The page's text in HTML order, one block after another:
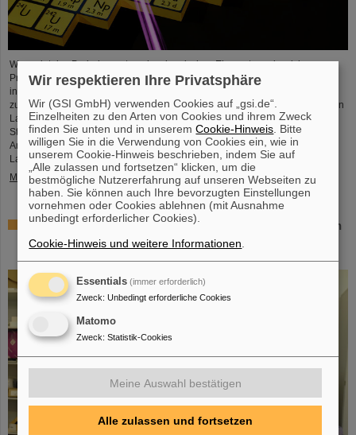
Wo endet das Periodensystem der chemischen Elemente und welche
Prozesse erlauben die Existenz der schwersten Elemente? Einem
internationalen Forschungsteam ist es gelungen, einer Beantwortung näher
zu kommen und mit Messungen an der GSI/FAIR-Beschleunigeranlage und in
Laboren der Johannes Gutenberg-Universität Mainz einen Einblick in die
Struktur von Fermium-Atomkernen (Element 100) mit unterschiedlichen
Anzahlen an Neutronen zu gewinnen. Mit modernen
Laserspektroskopietechniken bestimmten sie…
Mehr »
Das schwerste bisher chemisch untersuchte Element – In
Experimenten bei GSI/FAIR gelingt Bestimmung der
Wir respektieren Ihre Privatsphäre
Wir (GSI GmbH) verwenden Cookies auf „gsi.de“.
Einzelheiten zu den Arten von Cookies und ihrem Zweck
finden Sie unten und in unseremCookie-Hinweis . Bitte
willigen Sie in die Verwendung von Cookies ein, wie in
unserem Cookie-Hinweis beschrieben, indem Sie auf
„Alle zulassen und fortsetzen“ klicken, um die
bestmögliche Nutzererfahrung auf unseren Webseiten zu
haben. Sie können auch Ihre bevorzugten Einstellungen
vornehmen oder Cookies ablehnen (mit Ausnahme
unbedingt erforderlicher Cookies).
Cookie-Hinweis und weitere Informationen
Essentials (immer erforderlich)
Zweck: Unbedingt erforderliche Cookies
Matomo
Zweck: Statistik-Cookies
Meine Auswahl bestätigen
Alle zulassen und fortsetzen